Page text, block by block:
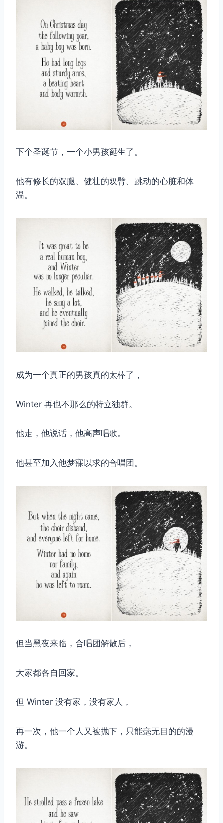
下个圣诞节，一个小男孩诞生了。
他有修长的双腿、健壮的双臂、跳动的心脏和体
温。
成为一个真正的男孩真的太棒了，
Winter 再也不那么的特立独群。
他走，他说话，他高声唱歌。
他甚至加入他梦寐以求的合唱团。
但当黑夜来临，合唱团解散后，
大家都各自回家。
但 Winter 没有家，没有家人，
再一次，他一个人又被抛下，只能毫无目的的漫
游。
取消 搜索